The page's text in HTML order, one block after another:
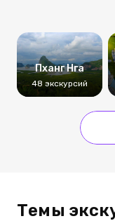
Пханг Нга
48 экскурсий
Темы